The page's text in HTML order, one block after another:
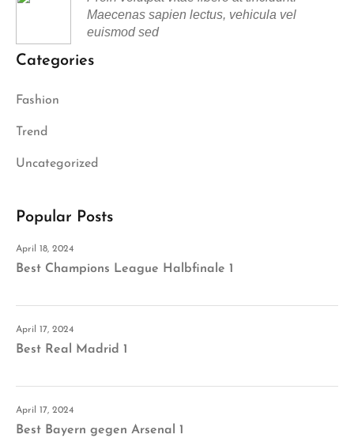
Maecenas sapien lectus, vehicula vel
euismod sed
Categories
Fashion
Trend
Uncategorized
Popular Posts
April 18, 2024
Best Champions League Halbfinale 1
April 17, 2024
Best Real Madrid 1
April 17, 2024
Best Bayern gegen Arsenal 1